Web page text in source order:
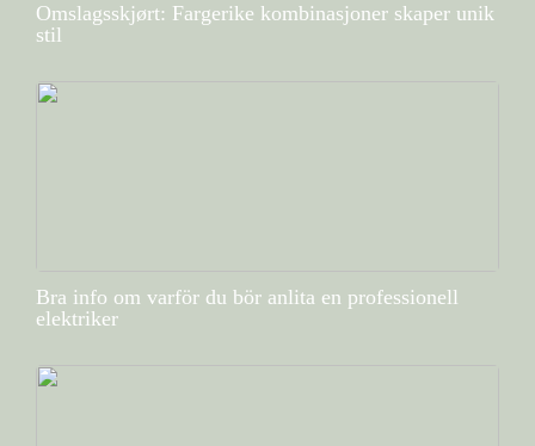
Omslagsskjørt: Fargerike kombinasjoner skaper unik
stil
Bra info om varför du bör anlita en professionell
elektriker